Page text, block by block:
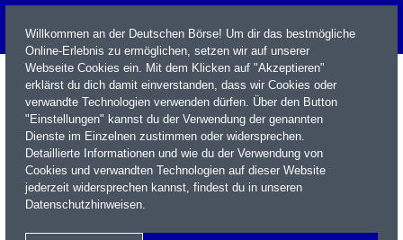
Name / WKN / ISIN / Kürzel
Willkommen an der Deutschen Börse! Um dir das bestmögliche
Online-Erlebnis zu ermöglichen, setzen wir auf unserer
Webseite Cookies ein. Mit dem Klicken auf "Akzeptieren"
erklärst du dich damit einverstanden, dass wir Cookies oder
verwandte Technologien verwenden dürfen. Über den Button
"Einstellungen" kannst du der Verwendung der genannten
Dienste im Einzelnen zustimmen oder widersprechen.
Detaillierte Informationen und wie du der Verwendung von
Cookies und verwandten Technologien auf dieser Website
jederzeit widersprechen kannst, findest du in unseren
Datenschutzhinweisen.